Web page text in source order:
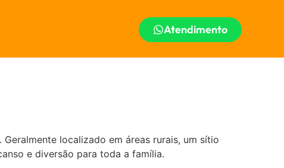
Atendimento
localizado em áreas rurais, um sítio
e diversão para toda a família.